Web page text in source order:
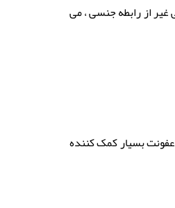
از رابطه جنسی ، می
بسیار کمک کننده